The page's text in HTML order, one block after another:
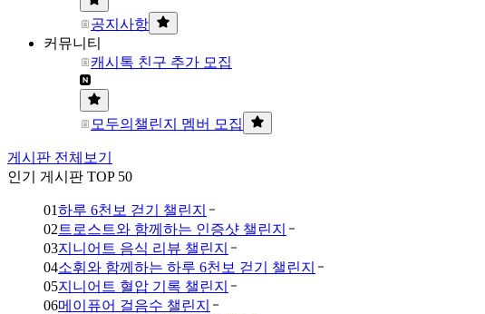
공지사항
커뮤니티
캐시톡 친구 추가 모집
모두의챌린지 멤버 모집
게시판 전체보기
인기 게시판 TOP 50
01하루 6천보 걷기 챌린지
02 트로스트와 함께하는 인증샷 챌린지
03지니어트 음식 리뷰 챌린지
04소휘와 함께하는 하루 6천보 걷기 챌린지
05지니어트 혈압 기록 챌린지
06메이퓨어 걸음수 챌린지